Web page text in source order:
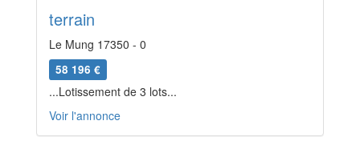
terrain
Le Mung 17350 - 0
58 196 €
...Lotissement de 3 lots...
Voir l'annonce